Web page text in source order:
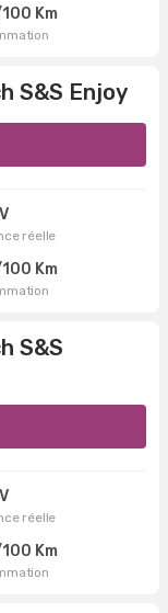
Km
S&S Enjoy
réelle
Km
S&S
réelle
Km